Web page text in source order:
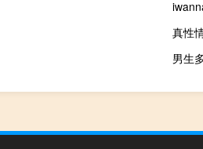
真性
男生